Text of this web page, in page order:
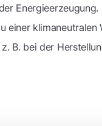
Energieerzeugung.
einer klimaneutralen
B. bei der